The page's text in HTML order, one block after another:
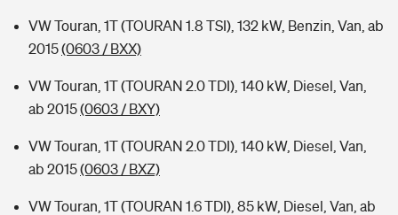
VW Touran, 1T (TOURAN 1.8 TSI), 132 kW, Benzin, Van, ab
2015(0603 / BXX)
VW Touran, 1T (TOURAN 2.0 TDI), 140 kW, Diesel, Van,
ab 2015(0603 / BXY)
VW Touran, 1T (TOURAN 2.0 TDI), 140 kW, Diesel, Van,
ab 2015(0603 / BXZ)
VW Touran, 1T (TOURAN 1.6 TDI), 85 kW, Diesel, Van, ab